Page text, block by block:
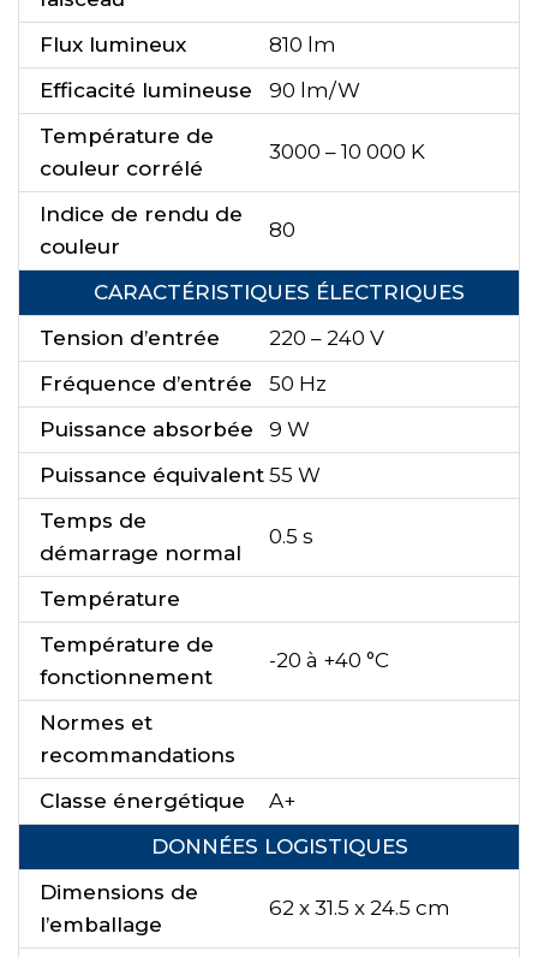
Flux lumineux
810 lm
Efficacité lumineuse
90 lm/W
Température de
couleur corrélé
3000 – 10 000 K
Indice de rendu de
couleur
80
CARACTÉRISTIQUES ÉLECTRIQUES
Tension d’entrée
220 – 240 V
Fréquence d’entrée
50 Hz
Puissance absorbée
9 W
Puissance équivalent 55 W
Temps de
démarrage normal
0.5 s
Température
Température de
fonctionnement
-20 à +40 °C
Normes et
recommandations
Classe énergétique
A+
DONNÉES LOGISTIQUES
Dimensions de
l’emballage
62 x 31.5 x 24.5 cm